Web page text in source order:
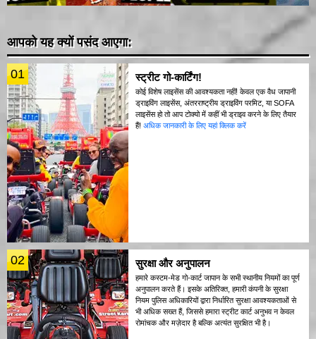
आपको यह क्यों पसंद आएगा:
01 स्ट्रीट गो-कार्टिंग!
कोई विशेष लाइसेंस की आवश्यकता नहीं! केवल एक वैध जापानी
ड्राइविंग लाइसेंस, अंतरराष्ट्रीय ड्राइविंग परमिट, या SOFA
लाइसेंस हो तो आप टोक्यो में कहीं भी ड्राइव करने के लिए तैयार
हैं! अधिक जानकारी के लिए यहां क्लिक करें
02 सुरक्षा और अनुपालन
हमारे कस्टम-मेड गो-कार्ट जापान के सभी स्थानीय नियमों का पूर्ण
अनुपालन करते हैं। इसके अतिरिक्त, हमारी कंपनी के सुरक्षा
नियम पुलिस अधिकारियों द्वारा निर्धारित सुरक्षा आवश्यकताओं से
भी अधिक सख्त हैं, जिससे हमारा स्ट्रीट कार्ट अनुभव न केवल
रोमांचक और मज़ेदार है बल्कि अत्यंत सुरक्षित भी है।